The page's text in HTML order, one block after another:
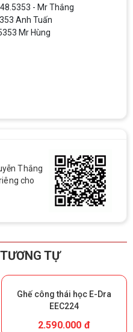
- Mr Thắng
Anh Tuấn
Mr Hùng
Thắng
cho
TỰ
Ghế công thái học E-Dra
EEC224
2.590.000 đ